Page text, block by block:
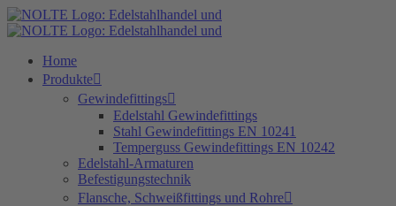
Zum
Inhalt
Home
Produkte
Gewindefittings
Edelstahl Gewindefittings
Stahl Gewindefittings EN 10241
Temperguss Gewindefittings EN 10242
Edelstahl-Armaturen
Befestigungstechnik
Flansche, Schweißfittings und Rohre